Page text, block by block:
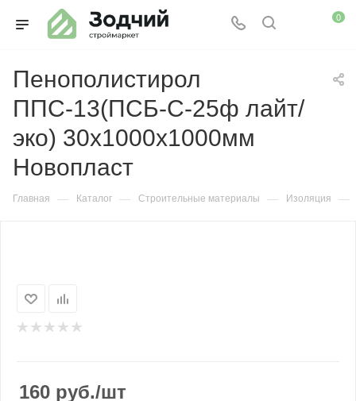
0
Пенополистирол
ППС-13(ПСБ-С-25ф лайт/
эко) 30х1000х1000мм
Новопласт
Главная — Каталог — Строительные материалы — Изоляция —
160 руб./шт